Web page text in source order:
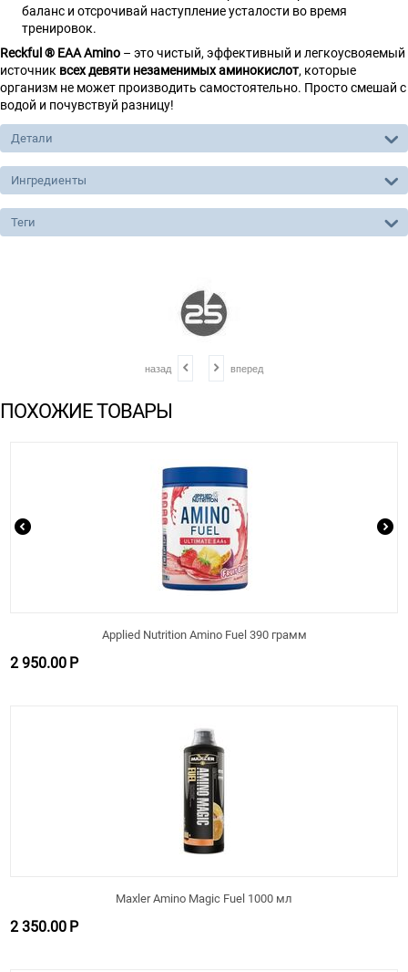
баланс и отсрочивай наступление усталости во время
тренировок.
Reckful ® EAA Amino – это чистый, эффективный и легкоусвояемый
источник всех девяти незаменимых аминокислот, которые
организм не может производить самостоятельно. Просто смешай с
водой и почувствуй разницу!
Детали
Ингредиенты
Теги
назад вперед
ПОХОЖИЕ ТОВАРЫ
Applied Nutrition Amino Fuel 390 грамм
2 950.00 Р
Maxler Amino Magic Fuel 1000 мл
2 350.00 Р